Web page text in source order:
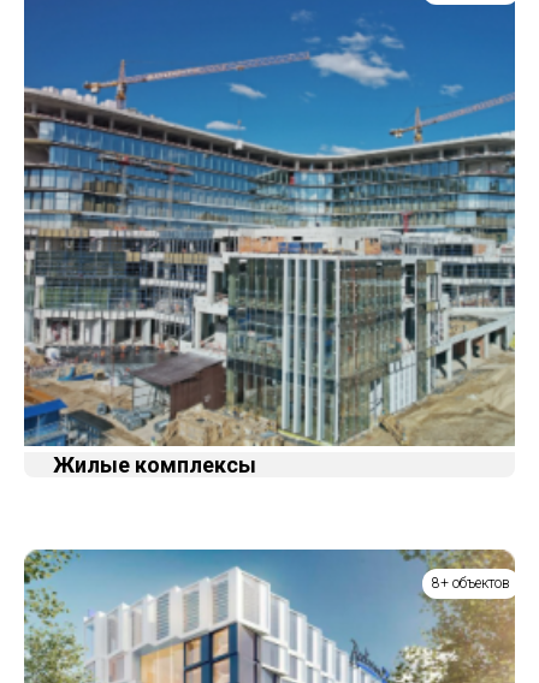
Жилые комплексы
8+ объектов